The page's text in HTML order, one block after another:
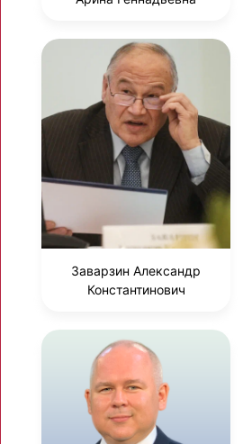
Заварзин Александр
Константинович